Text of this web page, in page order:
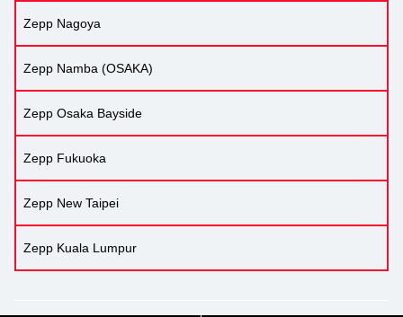
Zepp Nagoya
Zepp Namba (OSAKA)
Zepp Osaka Bayside
Zepp Fukuoka
Zepp New Taipei
Zepp Kuala Lumpur